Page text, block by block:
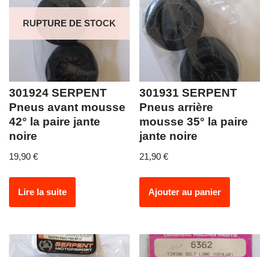
RUPTURE DE STOCK
301924 SERPENT
Pneus avant mousse
42° la paire jante
noire
19,90 €
Lire la suite
301931 SERPENT
Pneus arrière
mousse 35° la paire
jante noire
21,90€
Ajouter au panier